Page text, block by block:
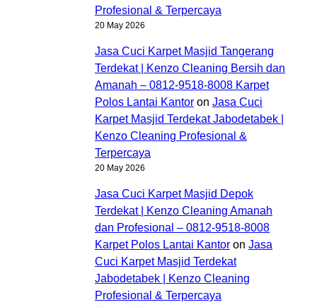
Profesional & Terpercaya
20 May 2026
Jasa Cuci Karpet Masjid Tangerang
Terdekat | Kenzo Cleaning Bersih dan
Amanah – 0812-9518-8008 Karpet
Polos Lantai Kantor on Jasa Cuci
Karpet Masjid Terdekat Jabodetabek |
Kenzo Cleaning Profesional &
Terpercaya
20 May 2026
Jasa Cuci Karpet Masjid Depok
Terdekat | Kenzo Cleaning Amanah
dan Profesional – 0812-9518-8008
Karpet Polos Lantai Kantor on Jasa
Cuci Karpet Masjid Terdekat
Jabodetabek | Kenzo Cleaning
Profesional & Terpercaya